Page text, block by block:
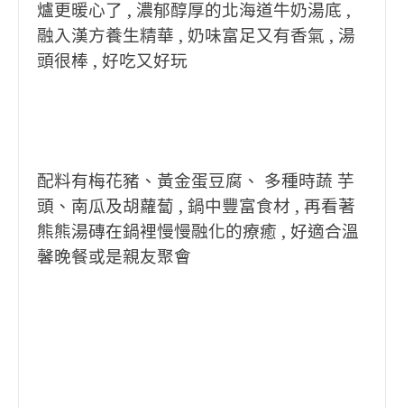
爐更暖心了 , 濃郁醇厚的北海道牛奶湯底 ,
融入漢方養生精華 , 奶味富足又有香氣 , 湯
頭很棒 , 好吃又好玩
配料有梅花豬、黃金蛋豆腐、 多種時蔬 芋
頭、南瓜及胡蘿蔔 , 鍋中豐富食材 , 再看著
熊熊湯磚在鍋裡慢慢融化的療癒 , 好適合溫
馨晚餐或是親友聚會